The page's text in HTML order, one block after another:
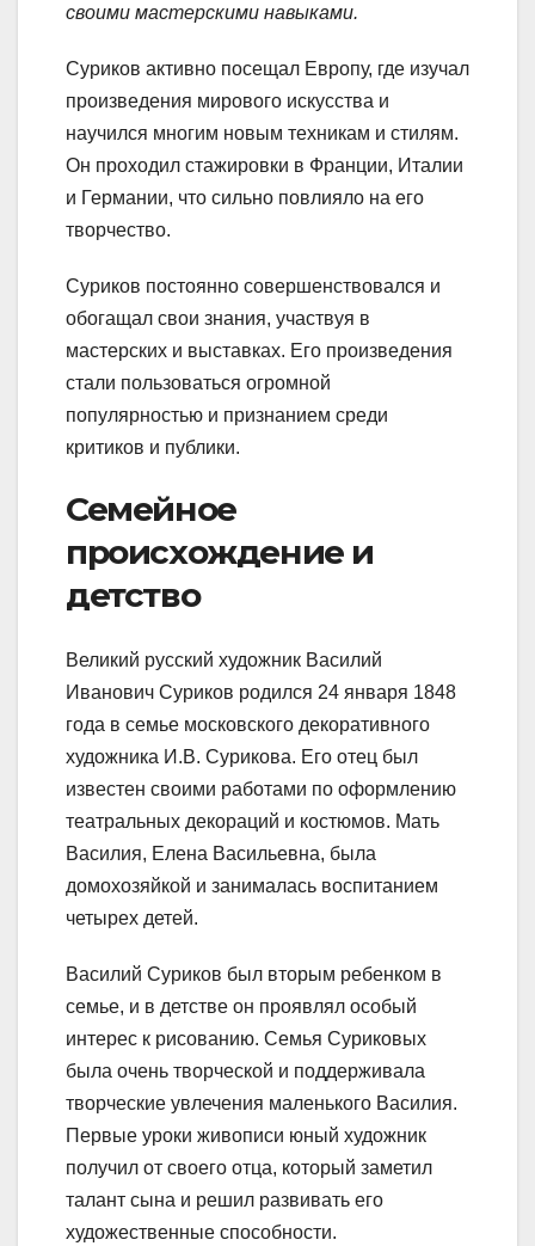
своими мастерскими навыками.
Суриков активно посещал Европу, где изучал
произведения мирового искусства и
научился многим новым техникам и стилям.
Он проходил стажировки в Франции, Италии
и Германии, что сильно повлияло на его
творчество.
Суриков постоянно совершенствовался и
обогащал свои знания, участвуя в
мастерских и выставках. Его произведения
стали пользоваться огромной
популярностью и признанием среди
критиков и публики.
Семейное
происхождение и
детство
Великий русский художник Василий
Иванович Суриков родился 24 января 1848
года в семье московского декоративного
художника И.В. Сурикова. Его отец был
известен своими работами по оформлению
театральных декораций и костюмов. Мать
Василия, Елена Васильевна, была
домохозяйкой и занималась воспитанием
четырех детей.
Василий Суриков был вторым ребенком в
семье, и в детстве он проявлял особый
интерес к рисованию. Семья Суриковых
была очень творческой и поддерживала
творческие увлечения маленького Василия.
Первые уроки живописи юный художник
получил от своего отца, который заметил
талант сына и решил развивать его
художественные способности.